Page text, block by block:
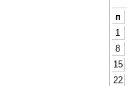
п
1
8
15
22